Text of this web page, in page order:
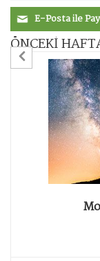
E-Posta ile
ÖNCEKİ
Previous